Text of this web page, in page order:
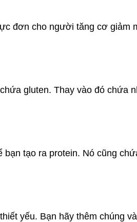
đơn cho người tăng cơ giảm
gluten. Thay vào đó chứa
tạo ra protein. Nó cũng
yếu. Bạn hãy thêm chúng